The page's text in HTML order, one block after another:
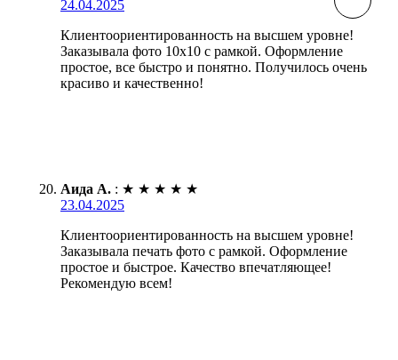
24.04.2025
Клиентоориентированность на высшем уровне!
Заказывала фото 10х10 с рамкой. Оформление
простое, все быстро и понятно. Получилось очень
красиво и качественно!
Аида А. : ★ ★ ★ ★ ★
23.04.2025
Клиентоориентированность на высшем уровне!
Заказывала печать фото с рамкой. Оформление
простое и быстрое. Качество впечатляющее!
Рекомендую всем!